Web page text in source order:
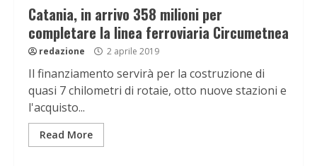
Catania, in arrivo 358 milioni per
completare la linea ferroviaria Circumetnea
redazione 2 aprile 2019
Il finanziamento servirà per la costruzione di
quasi 7 chilometri di rotaie, otto nuove stazioni e
l'acquisto...
Read More